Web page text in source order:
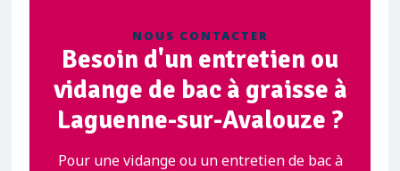
NOUS CONTACTER
Besoin d'un entretien ou
vidange de bac à graisse à
Laguenne-sur-Avalouze ?
Pour une vidange ou un entretien de bac à